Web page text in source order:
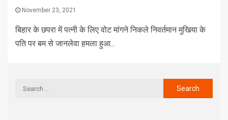
November 23, 2021
बिहार के छपरा में पत्‍नी के लिए वोट मांगने निकले निवर्तमान मुखिया के
पति पर बम से जानलेवा हमला हुआ...